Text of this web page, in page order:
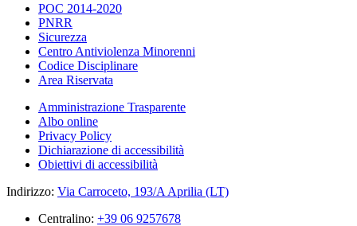
POC 2014-2020
PNRR
Sicurezza
Centro Antiviolenza Minorenni
Codice Disciplinare
Area Riservata
Amministrazione Trasparente
Albo online
Privacy Policy
Dichiarazione di accessibilità
Obiettivi di accessibilità
Indirizzo: Via Carroceto, 193/A Aprilia (LT)
Centralino: +39 06 9257678